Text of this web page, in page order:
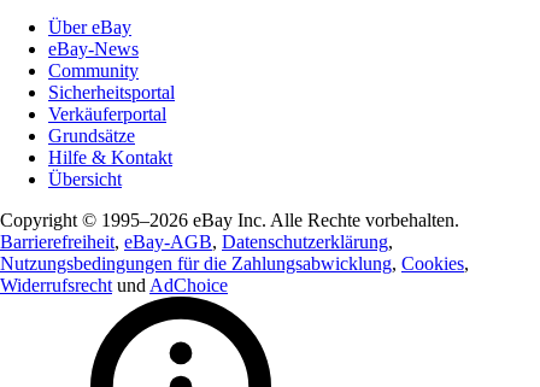
Über eBay
eBay-News
Community
Sicherheitsportal
Verkäuferportal
Grundsätze
Hilfe & Kontakt
Übersicht
Copyright © 1995–2026 eBay Inc. Alle Rechte vorbehalten.
Barrierefreiheit, eBay-AGB, Datenschutzerklärung,
Nutzungsbedingungen für die Zahlungsabwicklung, Cookies,
Widerrufsrecht und AdChoice